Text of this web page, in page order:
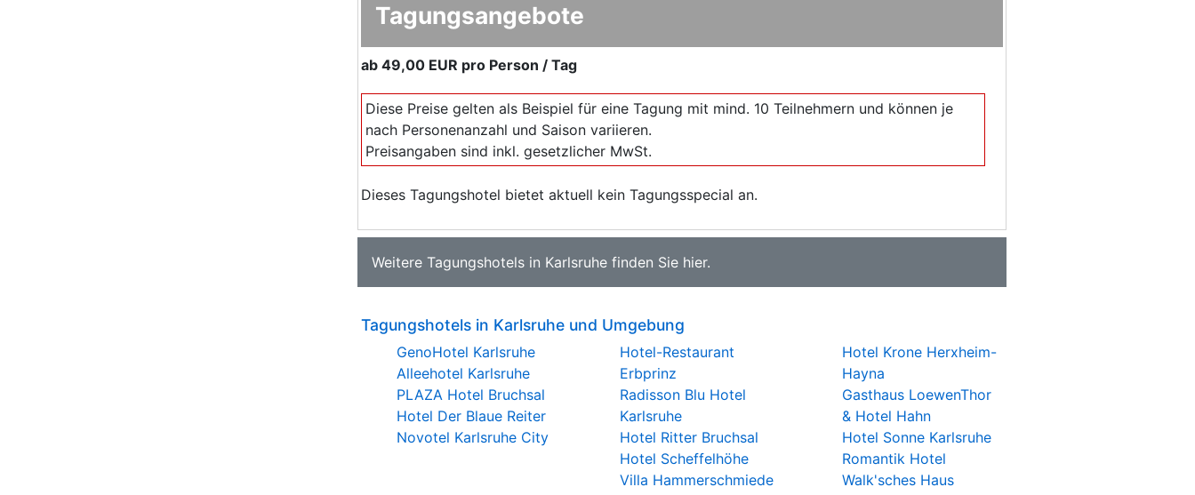
Tagungsangebote
ab 49,00 EUR pro Person / Tag
Diese Preise gelten als Beispiel für eine Tagung mit mind. 10 Teilnehmern und können je
nach Personenanzahl und Saison variieren.
Preisangaben sind inkl. gesetzlicher MwSt.
Dieses Tagungshotel bietet aktuell kein Tagungsspecial an.
Weitere Tagungshotels in Karlsruhe finden Sie hier.
Tagungshotels in Karlsruhe und Umgebung
GenoHotel Karlsruhe
Alleehotel Karlsruhe
PLAZA Hotel Bruchsal
Hotel Der Blaue Reiter
Novotel Karlsruhe City
Hotel-Restaurant
Erbprinz
Radisson Blu Hotel
Karlsruhe
Hotel Ritter Bruchsal
Hotel Scheffelhöhe
Villa Hammerschmiede
Hotel Krone Herxheim-
Hayna
Gasthaus LoewenThor
& Hotel Hahn
Hotel Sonne Karlsruhe
Romantik Hotel
Walk'sches Haus